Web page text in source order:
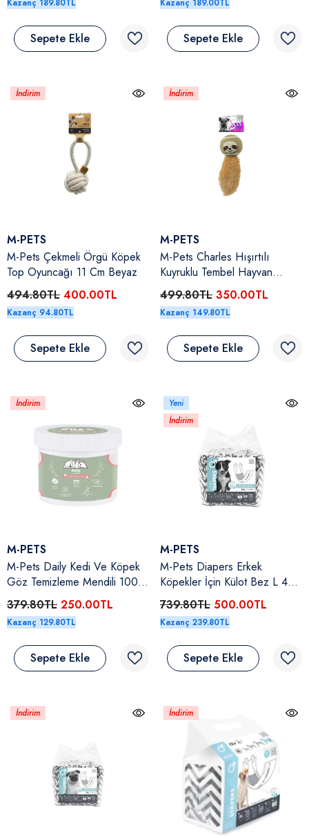
Kazanç 189.80TL
Sepete Ekle
Kazanç 189.00TL
Sepete Ekle
İndirim
Satıcı:
M-PETS
M-Pets Çekmeli Örgü Köpek
Top Oyuncağı 11 Cm Beyaz
494.80TL 400.00TL
Kazanç 94.80TL
Sepete Ekle
İndirim
Satıcı:
M-PETS
M-Pets Charles Hışırtılı
Kuyruklu Tembel Hayvan
Desenli Köpek Top Oyuncağı
499.80TL 350.00TL
Kazanç 149.80TL
Sepete Ekle
İndirim
Satıcı:
M-PETS
M-Pets Daily Kedi Ve Köpek
Göz Temizleme Mendili 100
Adet
379.80TL 250.00TL
Kazanç 129.80TL
Sepete Ekle
Yeni
İndirim
Satıcı:
M-PETS
M-Pets Diapers Erkek
Köpekler İçin Külot Bez L 40-
52 Cm 12'li
739.80TL 500.00TL
Kazanç 239.80TL
Sepete Ekle
İndirim İndirim